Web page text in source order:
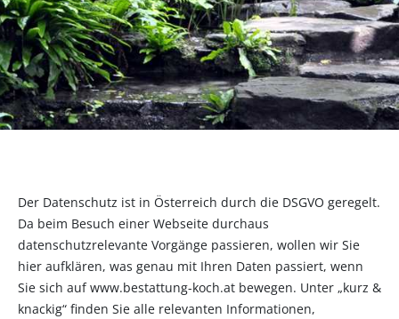
Der Datenschutz ist in Österreich durch die DSGVO geregelt.
Da beim Besuch einer Webseite durchaus
datenschutzrelevante Vorgänge passieren, wollen wir Sie
hier aufklären, was genau mit Ihren Daten passiert, wenn
Sie sich auf www.bestattung-koch.at bewegen. Unter „kurz &
knackig“ finden Sie alle relevanten Informationen,